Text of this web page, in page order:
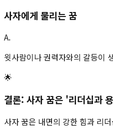
사자에게 물리는 꿈
A.
윗사람이나 권력자와의 갈등이
🌟
결론: 사자 꿈은 '리더십과
사자 꿈은 내면의 강한 힘과 리